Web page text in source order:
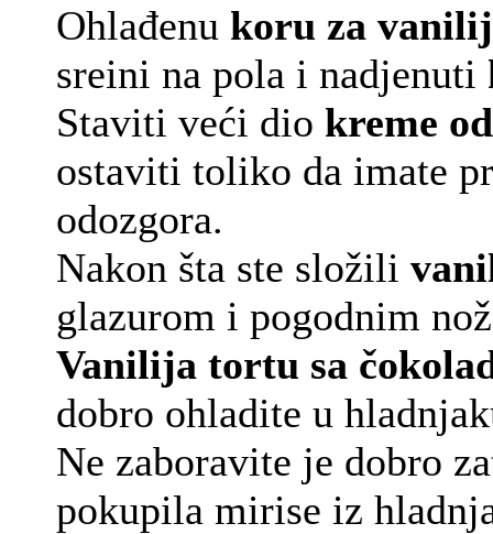
Ohlađenu koru za
sreini na pola i nadjenuti
Staviti veći dio kreme
ostaviti toliko da imate
odozgora.
Nakon šta ste složili
glazurom i pogodnim
Vanilija tortu sa
dobro ohladite u
Ne zaboravite je dobro
pokupila mirise iz